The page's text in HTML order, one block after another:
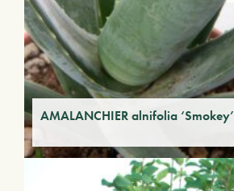
AMALANCHIER alnifolia ‘Smokey’